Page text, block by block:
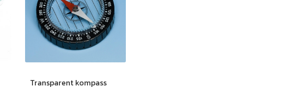
Transparent kompass